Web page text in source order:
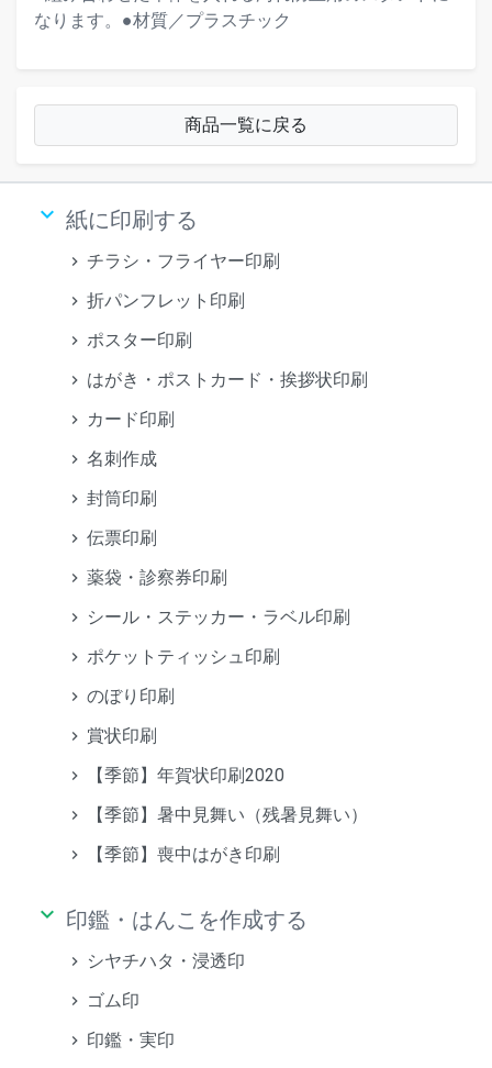
なります。●材質／プラスチック
商品一覧に戻る
keyboard_arrow_down 紙に印刷する
チラシ・フライヤー印刷
折パンフレット印刷
ポスター印刷
はがき・ポストカード・挨拶状印刷
カード印刷
名刺作成
封筒印刷
伝票印刷
薬袋・診察券印刷
シール・ステッカー・ラベル印刷
ポケットティッシュ印刷
のぼり印刷
賞状印刷
【季節】年賀状印刷2020
【季節】暑中見舞い（残暑見舞い）
【季節】喪中はがき印刷
keyboard_arrow_down 印鑑・はんこを作成する
シヤチハタ・浸透印
ゴム印
印鑑・実印